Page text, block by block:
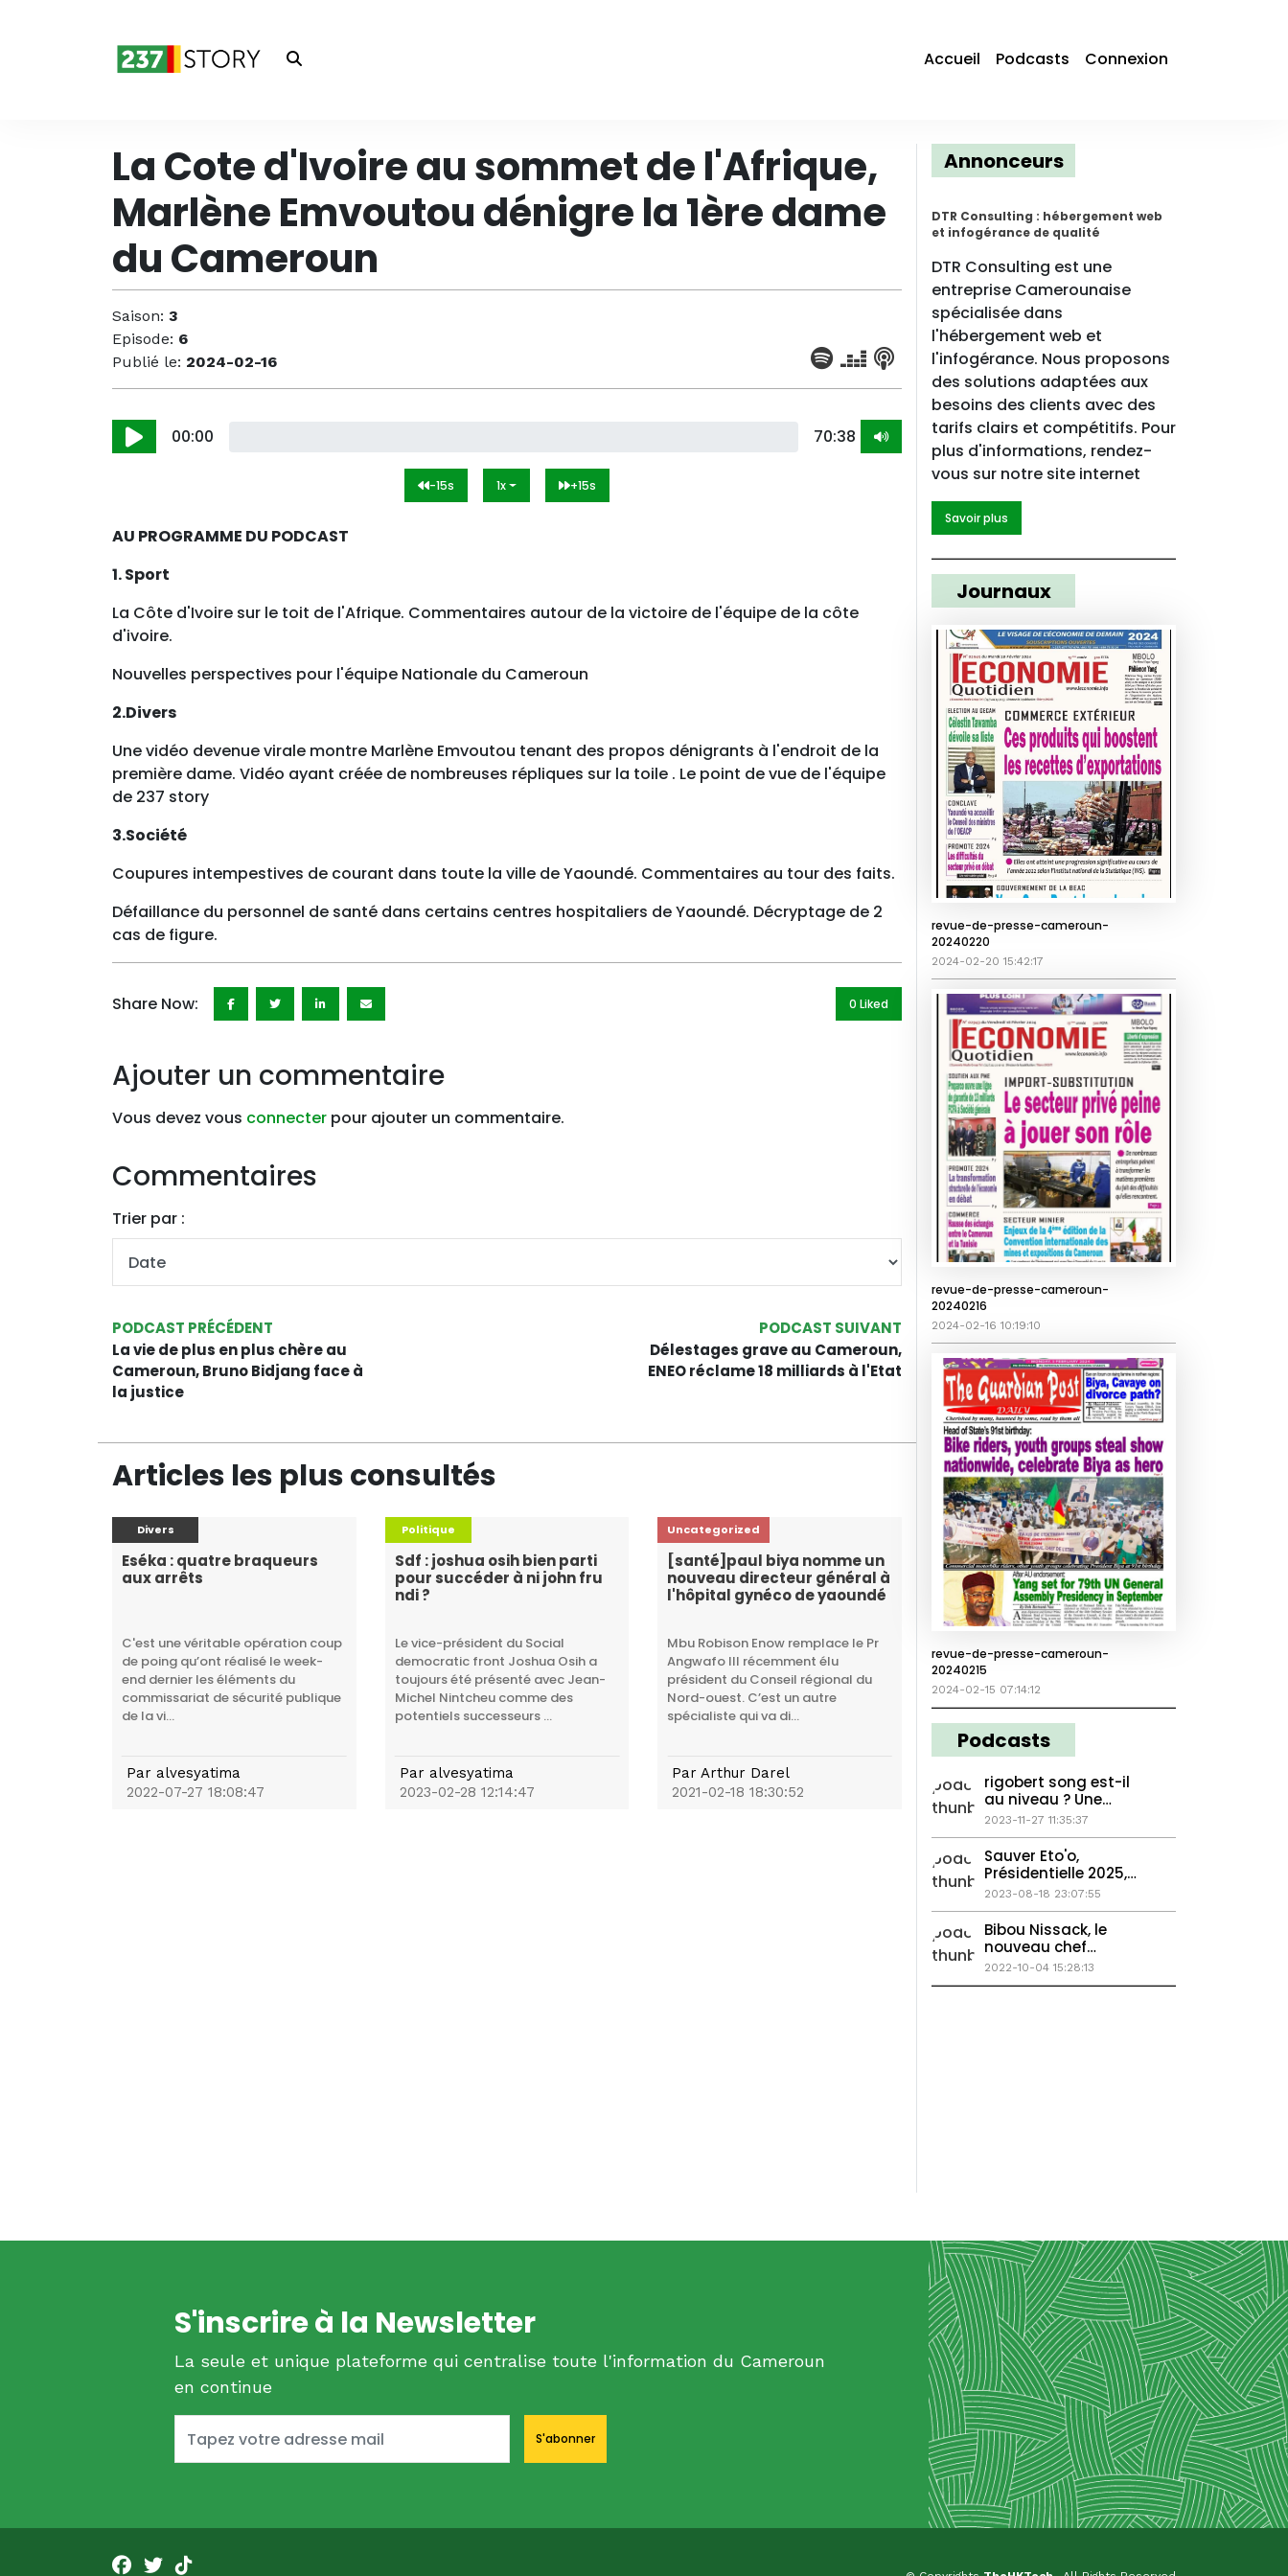
Accueil Podcasts Connexion
La Cote d'Ivoire au sommet de l'Afrique,
Marlène Emvoutou dénigre la 1ère dame
du Cameroun
Saison: 3
Episode: 6
Publié le: 2024-02-16
00:00 70:38
-15s 1x +15s
AU PROGRAMME DU PODCAST
1. Sport
La Côte d'Ivoire sur le toit de l'Afrique. Commentaires autour de la victoire de l'équipe de la côte
d'ivoire.
Nouvelles perspectives pour l'équipe Nationale du Cameroun
2.Divers
Une vidéo devenue virale montre Marlène Emvoutou tenant des propos dénigrants à l'endroit de la
première dame. Vidéo ayant créée de nombreuses répliques sur la toile . Le point de vue de l'équipe
de 237 story
3.Société
Coupures intempestives de courant dans toute la ville de Yaoundé. Commentaires au tour des faits.
Défaillance du personnel de santé dans certains centres hospitaliers de Yaoundé. Décryptage de 2
cas de figure.
Share Now: 0 Liked
Ajouter un commentaire
Vous devez vous connecter pour ajouter un commentaire.
Commentaires
Trier par :
PODCAST PRÉCÉDENT
La vie de plus en plus chère au
Cameroun, Bruno Bidjang face à
la justice
PODCAST SUIVANT
Délestages grave au Cameroun,
ENEO réclame 18 milliards à l'Etat
Articles les plus consultés
Divers
Eséka : quatre braqueurs
aux arrêts
C'est une véritable opération coup
de poing qu’ont réalisé le week-
end dernier les éléments du
commissariat de sécurité publique
de la vi...
Par alvesyatima
2022-07-27 18:08:47
Politique
Sdf : joshua osih bien parti
pour succéder à ni john fru
ndi ?
Le vice-président du Social
democratic front Joshua Osih a
toujours été présenté avec Jean-
Michel Nintcheu comme des
potentiels successeurs ...
Par alvesyatima
2023-02-28 12:14:47
Uncategorized
[santé]paul biya nomme un
nouveau directeur général à
l'hôpital gynéco de yaoundé
Mbu Robison Enow remplace le Pr
Angwafo III récemment élu
président du Conseil régional du
Nord-ouest. C’est un autre
spécialiste qui va di...
ParArthur Darel
2021-02-18 18:30:52
Annonceurs
DTR Consulting : hébergement web
et infogérance de qualité
DTR Consulting est une
entreprise Camerounaise
spécialisée dans
l'hébergement web et
l'infogérance. Nous proposons
des solutions adaptées aux
besoins des clients avec des
tarifs clairs et compétitifs. Pour
plus d'informations, rendez-
vous sur notre site internet
Savoir plus
Journaux
revue-de-presse-cameroun-
20240220
2024-02-20 15:42:17
revue-de-presse-cameroun-
20240216
2024-02-16 10:19:10
revue-de-presse-cameroun-
20240215
2024-02-15 07:14:12
Podcasts
rigobert song est-il
au niveau ? Une
femme bastonnée à
mort, Georges Weah
passe la main...
2023-11-27 11:35:37
Sauver Eto'o,
Présidentielle 2025,
Chirugie plastique en
Afrique
2023-08-18 23:07:55
Bibou Nissack, le
nouveau chef
balengou...
2022-10-04 15:28:13
S'inscrire à la Newsletter
La seule et unique plateforme qui centralise toute l'information du Cameroun
en continue
S'abonner